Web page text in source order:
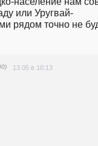
или Уругвай-
рядом точно не
13.05 в 10:13